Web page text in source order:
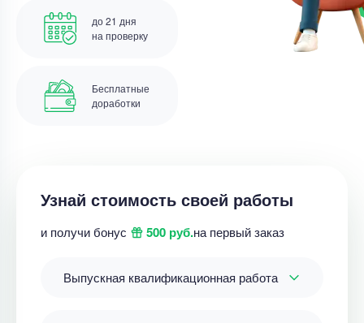
до 21 дня
на проверку
Бесплатные
доработки
Узнай стоимость своей работы
и получи бонус 500 руб.на первый заказ
Выпускная квалификационная работа